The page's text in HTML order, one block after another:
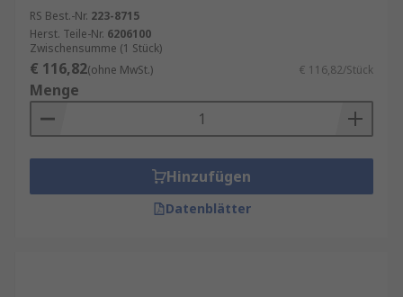
RS Best.-Nr. 223-8715
Herst. Teile-Nr. 6206100
Zwischensumme (1 Stück)
€ 116,82(ohne MwSt.) € 116,82/Stück
Menge
Hinzufügen
Datenblätter